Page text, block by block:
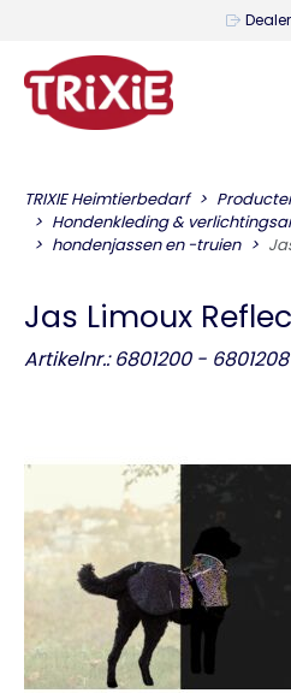
TRIXIE Heimtierbedarf
Hondenkleding &
hondenjassen en -truien
Jas Limoux
Artikelnr.: 6801200 - 6801208